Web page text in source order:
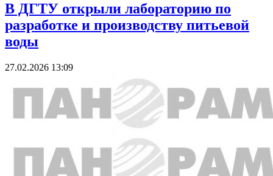
В ДГТУ открыли лабораторию по
разработке и производству питьевой
воды
27.02.2026 13:09